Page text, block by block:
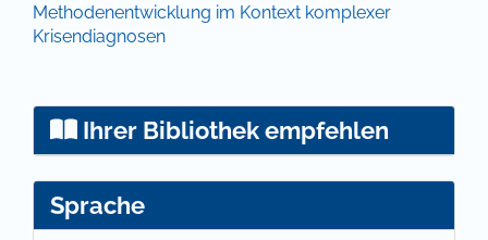
Methodenentwicklung im Kontext komplexer
Krisendiagnosen
Ihrer Bibliothek empfehlen
Sprache